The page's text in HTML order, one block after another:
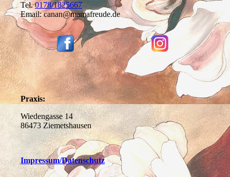
Tel.0178/1825667
Email: canan@mamafreude.de
Praxis:
Wiedengasse 14
86473 Ziemetshausen
Impressum/Datenschutz